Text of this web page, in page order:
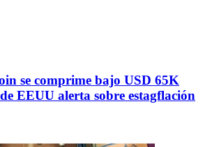
se comprime bajo USD 65K
EEUU alerta sobre estagflación